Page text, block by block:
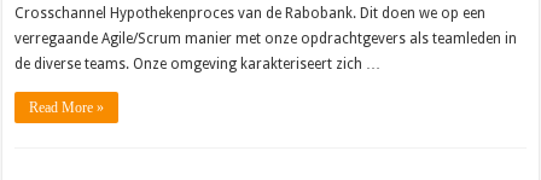
Crosschannel Hypothekenproces van de Rabobank. Dit doen we op een
verregaande Agile/Scrum manier met onze opdrachtgevers als teamleden in
de diverse teams. Onze omgeving karakteriseert zich …
Read More »